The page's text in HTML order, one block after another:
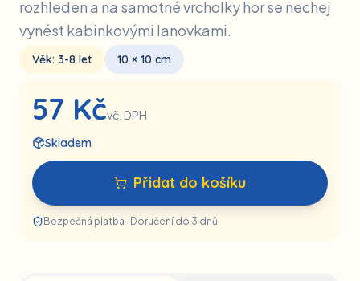
rozhleden a na samotné vrcholky hor se nechej
vynést kabinkovými lanovkami.
Věk: 3-8 let 10 × 10 cm
57 Kčvč. DPH
Skladem
Přidat do košíku
Bezpečná platba · Doručení do 3 dnů